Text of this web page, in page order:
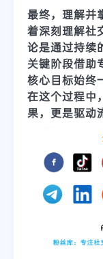
最终，理解并
着深刻理解社
论是通过持续
关键阶段借助
核心目标始终
在这个过程中
果，更是驱动